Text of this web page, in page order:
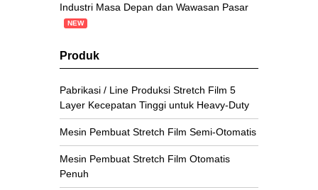
Industri Masa Depan dan Wawasan Pasar
NEW
Produk
Pabrikasi / Line Produksi Stretch Film 5
Layer Kecepatan Tinggi untuk Heavy-Duty
Mesin Pembuat Stretch Film Semi-Otomatis
Mesin Pembuat Stretch Film Otomatis
Penuh